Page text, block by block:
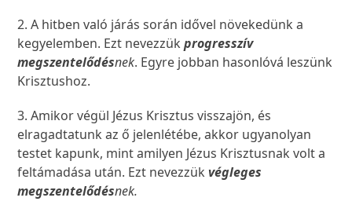
2. A hitben való járás során idővel növekedünk a
kegyelemben. Ezt nevezzükprogresszív
megszentelődésnek. Egyre jobban hasonlóvá leszünk
Krisztushoz.
3. Amikor végül Jézus Krisztus visszajön, és
elragadtatunk az ő jelenlétébe, akkor ugyanolyan
testet kapunk, mint amilyen Jézus Krisztusnak volt a
feltámadása után. Ezt nevezzükvégleges
megszentelődésnek.